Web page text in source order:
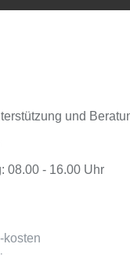
und
08.00 - 16.00 Uhr
kosten